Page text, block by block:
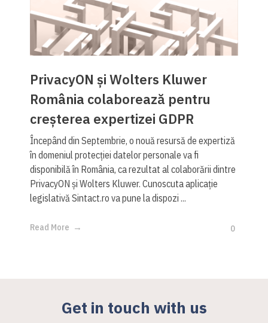
PrivacyON și Wolters Kluwer
România colaborează pentru
creșterea expertizei GDPR
Începând din Septembrie, o nouă resursă de expertiză
în domeniul protecției datelor personale va fi
disponibilă în România, ca rezultat al colaborării dintre
PrivacyON și Wolters Kluwer. Cunoscuta aplicație
legislativă Sintact.ro va pune la dispozi ...
Read More 0
Get in touch with us